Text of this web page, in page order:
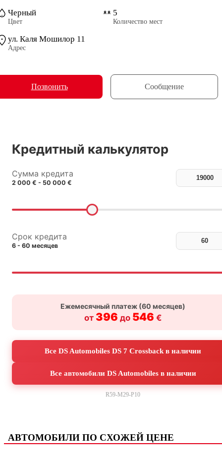
Черный
Цвет
5
Количество мест
ул. Каля Мошилор 11
Адрес
Позвонить Сообщение
Кредитный калькулятор
Сумма кредита
2 000 € - 50 000 €
Срок кредита
6 - 60 месяцев
Ежемесячный платеж (60 месяцев)
от 396 до 546 €
Все DS Automobiles DS 7 Crossback в наличии
Все автомобили DS Automobiles в наличии
R59-M29-P10
АВТОМОБИЛИ ПО СХОЖЕЙ ЦЕНЕ